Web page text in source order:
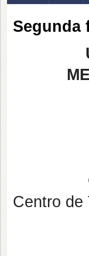
Segunda
O
Centro de
Os